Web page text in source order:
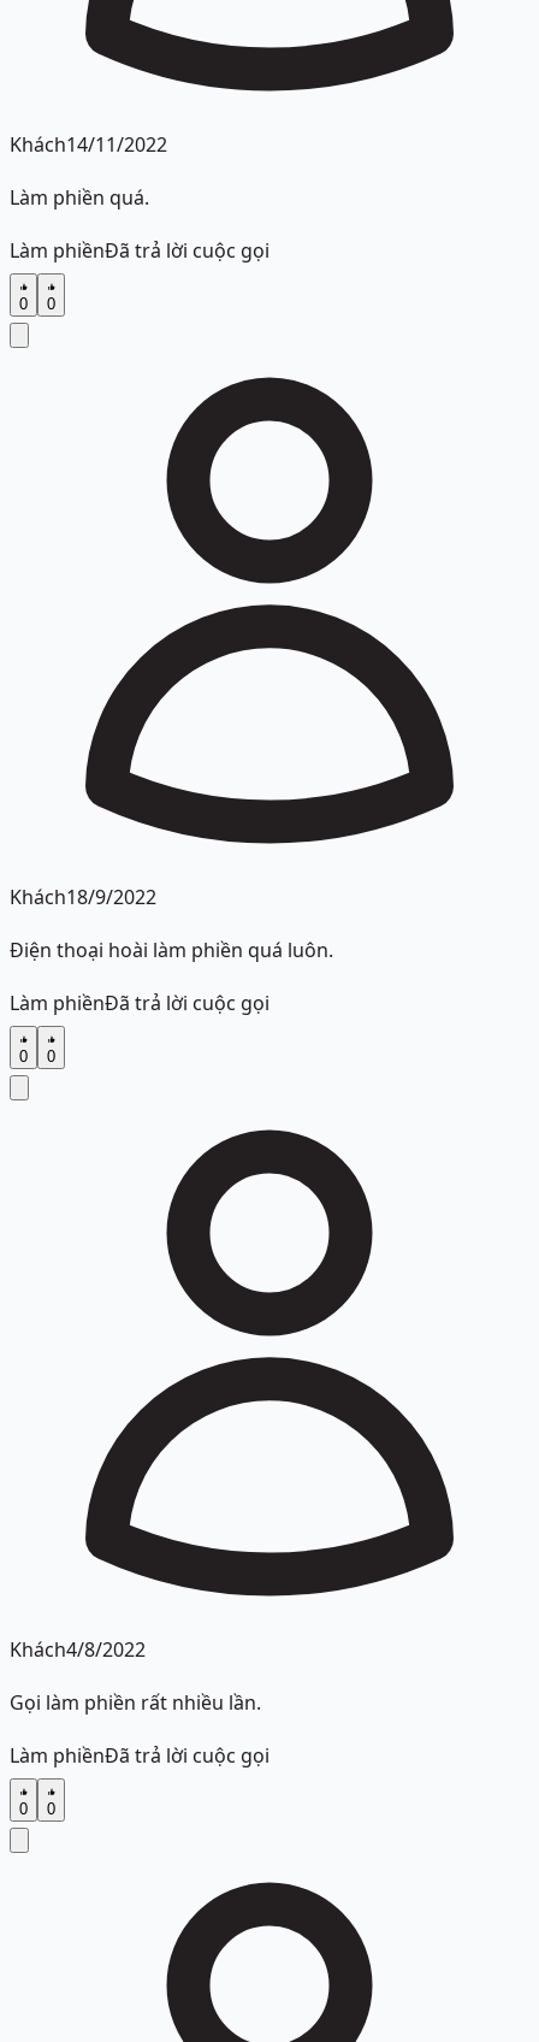
Khách14/11/2022
Làm phiền quá.
Làm phiềnĐã trả lời cuộc gọi
0 0
Khách18/9/2022
Điện thoại hoài làm phiền quá luôn.
Làm phiềnĐã trả lời cuộc gọi
0 0
Khách4/8/2022
Gọi làm phiền rất nhiều lần.
Làm phiềnĐã trả lời cuộc gọi
0 0